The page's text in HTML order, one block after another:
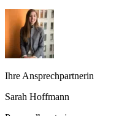
Ihre Ansprechpartnerin
Sarah Hoffmann